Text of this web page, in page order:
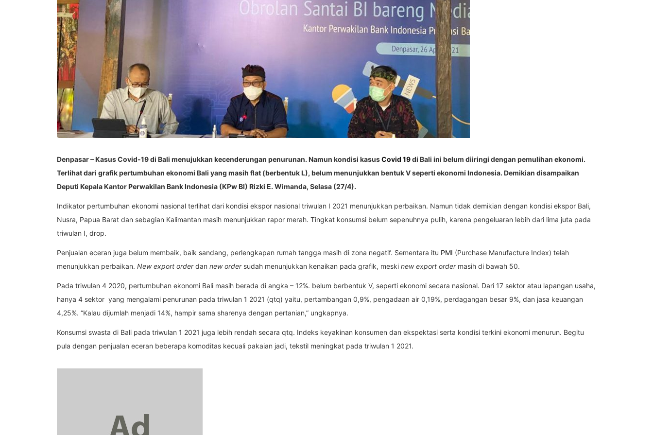
Denpasar – Kasus Covid-19 di Bali menujukkan kecenderungan penurunan. Namun kondisi kasusCovid 19di Bali ini belum diiringi dengan pemulihan ekonomi.
Terlihat dari grafik pertumbuhan ekonomi Bali yang masih flat (berbentuk L), belum menunjukkan bentuk V seperti ekonomi Indonesia. Demikian disampaikan
Deputi Kepala Kantor Perwakilan Bank Indonesia (KPw BI) Rizki E. Wimanda, Selasa (27/4).
Indikator pertumbuhan ekonomi nasional terlihat dari kondisi ekspor nasional triwulan I 2021 menunjukkan perbaikan. Namun tidak demikian dengan kondisi ekspor Bali,
Nusra, Papua Barat dan sebagian Kalimantan masih menunjukkan rapor merah. Tingkat konsumsi belum sepenuhnya pulih, karena pengeluaran lebih dari lima juta pada
triwulan I, drop.
Penjualan eceran juga belum membaik, baik sandang, perlengkapan rumah tangga masih di zona negatif. Sementara itu PMI (Purchase Manufacture Index) telah
menunjukkan perbaikan. New export orderdan new order sudah menunjukkan kenaikan pada grafik, meski new export order masih di bawah 50.
Pada triwulan 4 2020, pertumbuhan ekonomi Bali masih berada di angka – 12%. belum berbentuk V, seperti ekonomi secara nasional. Dari 17 sektor atau lapangan usaha,
hanya 4 sektor yang mengalami penurunan pada triwulan 1 2021 (qtq) yaitu, pertambangan 0,9%, pengadaan air 0,19%, perdagangan besar 9%, dan jasa keuangan
4,25%. “Kalau dijumlah menjadi 14%, hampir sama sharenya dengan pertanian,” ungkapnya.
Konsumsi swasta di Bali pada triwulan 1 2021 juga lebih rendah secara qtq. Indeks keyakinan konsumen dan ekspektasi serta kondisi terkini ekonomi menurun. Begitu
pula dengan penjualan eceran beberapa komoditas kecuali pakaian jadi, tekstil meningkat pada triwulan 1 2021.